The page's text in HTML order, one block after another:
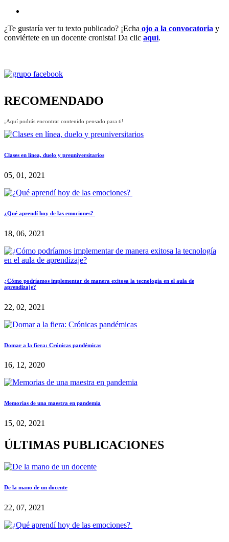
¿Te gustaría ver tu texto publicado? ¡Echa ojo a la convocatoria y
conviértete en un docente cronista! Da clic aquí.
RECOMENDADO
¡Aquí podrás encontrar contenido pensado para ti!
Clases en línea, duelo y preuniversitarios
05, 01, 2021
¿Qué aprendí hoy de las emociones?
18, 06, 2021
¿Cómo podríamos implementar de manera exitosa la tecnología en el aula de
aprendizaje?
22, 02, 2021
Domar a la fiera: Crónicas pandémicas
16, 12, 2020
Memorias de una maestra en pandemia
15, 02, 2021
ÚLTIMAS PUBLICACIONES
De la mano de un docente
22, 07, 2021